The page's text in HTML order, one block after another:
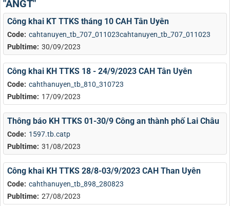
"ANGT"
Code: cahtanuyen_tb_707_011023cahtanuyen_tb_707_011023
Publtime: 30/09/2023
Công khai KT TTKS tháng 10 CAH Tân Uyên
Code: cahthanuyen_tb_810_310723
Publtime: 17/09/2023
Công khai KH TTKS 18 - 24/9/2023 CAH Tân Uyên
Code: 1597.tb.catp
Publtime: 31/08/2023
Thông báo KH TTKS 01-30/9 Công an thành phố Lai Châu
Code: cahthanuyen_tb_898_280823
Publtime: 27/08/2023
Công khai KH TTKS 28/8-03/9/2023 CAH Than Uyên